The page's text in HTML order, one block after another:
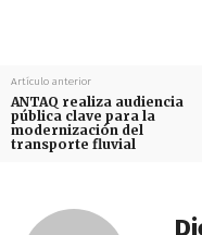
Artículo anterior
ANTAQ realiza audiencia
pública clave para la
modernización del
transporte fluvial